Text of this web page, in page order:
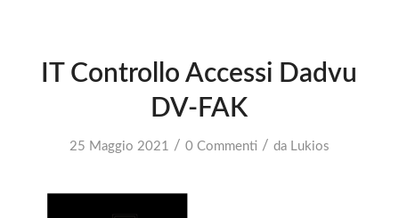
IT Controllo Accessi Dadvu
DV-FAK
25 Maggio 2021 / 0 Commenti / da Lukios